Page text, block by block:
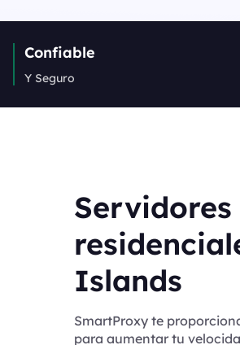
Confiable
Y Seguro
Islands
SmartProxy te
para aumentar tu